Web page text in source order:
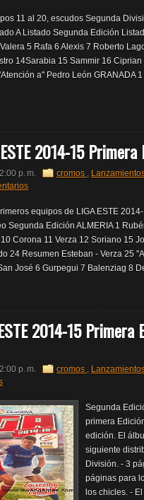
11 al 20, escudos Segunda
A Listado Segunda Edición
5 Rafa 6 Alexis 7 Roberto
14Sarabia 15 Sammir 16
a" Pedro León GRANADA
2014-15
p. m. cromos ,
equipos de LIGA ESTE
Segunda Edición ALMERIA 1
Corona 11 Verza 12 Soriano 15
24 Resumen Esteban - Verza 25
José 6 Gurpegui 7 Balenziag 8
2014-15
p. m. cromos ,
Segunda
primera
edición. El
siguiente
División. - 3
páginas para
los chicles. -